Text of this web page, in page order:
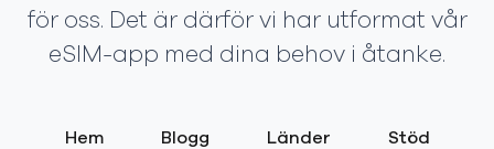
för oss. Det är därför vi har utformat vår
eSIM-app med dina behov i åtanke.
Hem Blogg Länder
Stöd